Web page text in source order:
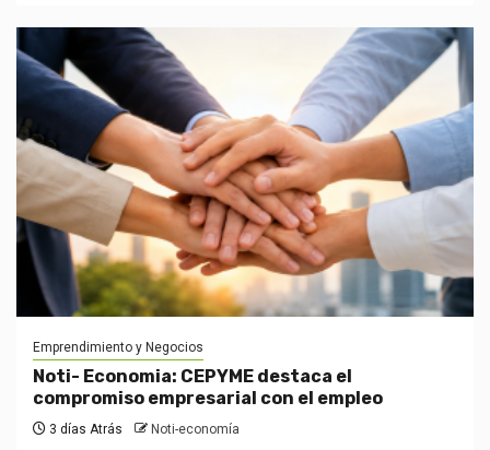
Emprendimiento y Negocios
Noti- Economia: CEPYME destaca el
compromiso empresarial con el empleo
3 días Atrás Noti-economía